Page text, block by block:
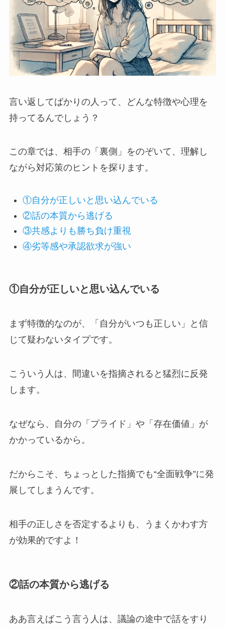
言い返してばかりの人って、どんな特徴や心理を
持ってるんでしょう？
この章では、相手の「裏側」をのぞいて、理解し
ながら対応策のヒントを探ります。
①自分が正しいと思い込んでいる
②話の本質から逃げる
③共感よりも勝ち負け重視
④劣等感や承認欲求が強い
①自分が正しいと思い込んでいる
まず特徴的なのが、「自分がいつも正しい」と信
じて疑わないタイプです。
こういう人は、間違いを指摘されると猛烈に反発
します。
なぜなら、自分の「プライド」や「存在価値」が
かかっているから。
だからこそ、ちょっとした指摘でも“全面戦争”に発
展してしまうんです。
相手の正しさを否定するよりも、うまくかわす方
が効果的ですよ！
②話の本質から逃げる
ああ言えばこう言う人は、議論の途中で話をすり